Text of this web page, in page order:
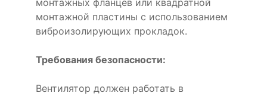
монтажных фланцев или квадратной
монтажной пластины с использованием
виброизолирующих прокладок.
Требования безопасности:
Вентилятор должен работать в